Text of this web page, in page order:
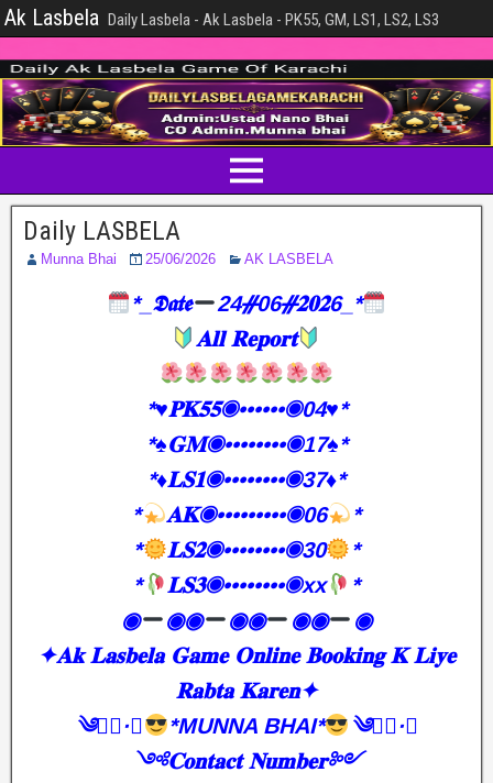
Ak Lasbela Daily Lasbela - Ak Lasbela - PK55, GM, LS1, LS2, LS3
Daily LASBELA
Munna Bhai 25/06/2026 AK LASBELA
*_𝕯𝖆𝖙𝖊
24ᚌ06ᚌ𝟐𝟎𝟐6_*
𝐀𝐥𝐥 𝐑𝐞𝐩𝐨𝐫𝐭
*♥️𝐏𝐊𝟓𝟓◉••••••◉04♥️*
*♠️𝐆𝐌◉••••••••◉17♠️*
*♦️𝐋𝐒𝟏◉••••••••◉37♦️*
*
𝐀𝐊◉•••••••••◉06
*
*
𝐋𝐒𝟐◉••••••••◉30
*
*
𝐋𝐒𝟑◉••••••••◉xx
*
◉
◉◉ ◉◉ ◉◉
◉
✦𝐀𝐤 𝐋𝐚𝐬𝐛𝐞𝐥𝐚 𝐆𝐚𝐦𝐞 𝐎𝐧𝐥𝐢𝐧𝐞 𝐁𝐨𝐨𝐤𝐢𝐧𝐠 𝐊 𝐋𝐢𝐲𝐞
𝐑𝐚𝐛𝐭𝐚 𝐊𝐚𝐫𝐞𝐧✦
༄●⃝·★
*MUNNA BHAI*
༄●⃝·★
༺𝐂𝐨𝐧𝐭𝐚𝐜𝐭 𝐍𝐮𝐦𝐛𝐞𝐫༻